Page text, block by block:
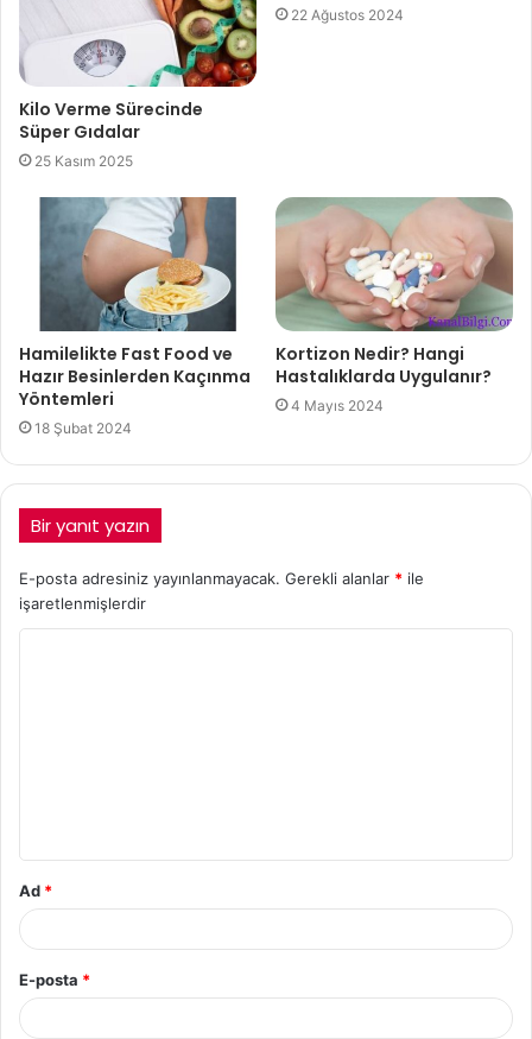
Kilo Verme Sürecinde
Süper Gıdalar
25 Kasım 2025
22 Ağustos 2024
Hamilelikte Fast Food ve
Hazır Besinlerden Kaçınma
Yöntemleri
18 Şubat 2024
Kortizon Nedir? Hangi
Hastalıklarda Uygulanır?
4 Mayıs 2024
Bir yanıt yazın
E-posta adresiniz yayınlanmayacak. Gerekli alanlar * ile
işaretlenmişlerdir
Ad *
E-posta *